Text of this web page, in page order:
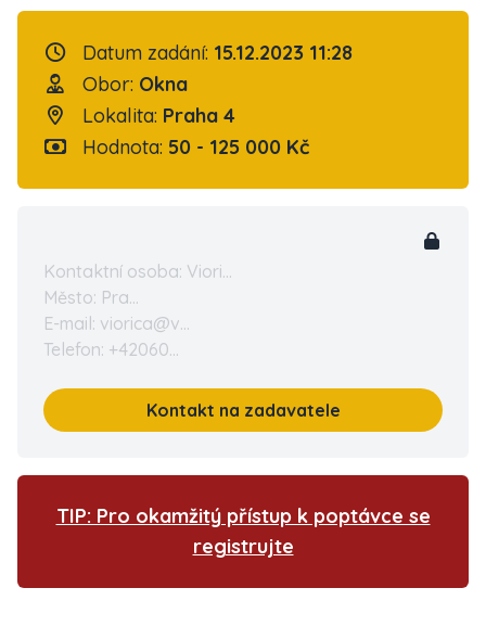
Datum zadání: 15.12.2023 11:28
Obor: Okna
Lokalita: Praha 4
Hodnota: 50 - 125 000 Kč
Kontaktní osoba: Viori...
Město: Pra...
E-mail: viorica@v...
Telefon: +42060...
Kontakt na zadavatele
TIP: Pro okamžitý přístup k poptávce se
registrujte